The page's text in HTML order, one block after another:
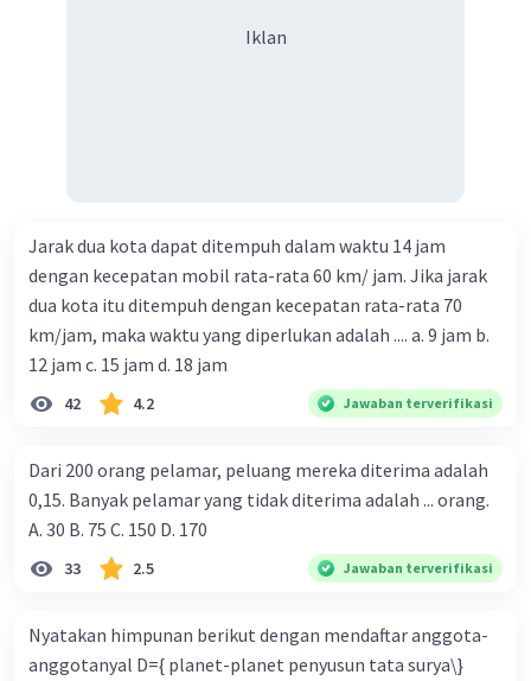
Iklan
Jarak dua kota dapat ditempuh dalam waktu 14 jam
dengan kecepatan mobil rata-rata 60 km/ jam. Jika jarak
dua kota itu ditempuh dengan kecepatan rata-rata 70
km/jam, maka waktu yang diperlukan adalah .... a. 9 jam b.
12 jam c. 15 jam d. 18 jam
42 4.2 Jawaban terverifikasi
Dari 200 orang pelamar, peluang mereka diterima adalah
0,15. Banyak pelamar yang tidak diterima adalah ... orang.
A. 30 B. 75 C. 150 D. 170
33 2.5 Jawaban terverifikasi
Nyatakan himpunan berikut dengan mendaftar anggota-
anggotanyal D={ planet-planet penyusun tata surya\}